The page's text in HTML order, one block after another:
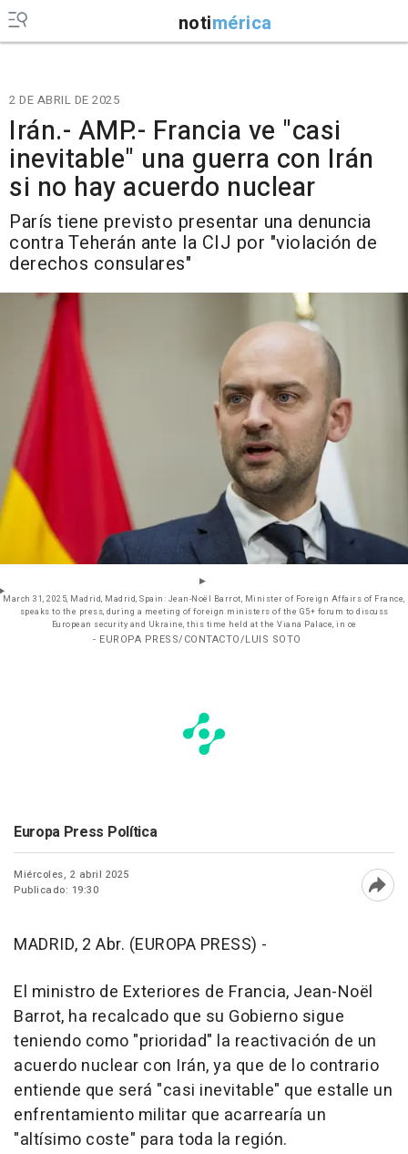
notimérica
2 DE ABRIL DE 2025
Irán.- AMP.- Francia ve "casi
inevitable" una guerra con Irán
si no hay acuerdo nuclear
París tiene previsto presentar una denuncia
contra Teherán ante la CIJ por "violación de
derechos consulares"
March 31, 2025, Madrid, Madrid, Spain: Jean-Noël Barrot, Minister of Foreign Affairs of France,
speaks to the press, during a meeting of foreign ministers of the G5+ forum to discuss
European security and Ukraine, this time held at the Viana Palace, in ce
- EUROPA PRESS/CONTACTO/LUIS SOTO
Europa Press Política
Miércoles, 2 abril 2025
Publicado: 19:30
MADRID, 2 Abr. (EUROPA PRESS) -
El ministro de Exteriores de Francia, Jean-Noël
Barrot, ha recalcado que su Gobierno sigue
teniendo como "prioridad" la reactivación de un
acuerdo nuclear con Irán, ya que de lo contrario
entiende que será "casi inevitable" que estalle un
enfrentamiento militar que acarrearía un
"altísimo coste" para toda la región.